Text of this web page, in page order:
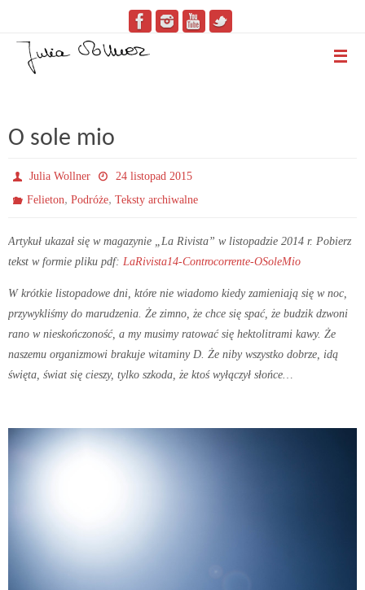
O sole mio
Julia Wollner
24 listopad 2015
Felieton,Podróże,Teksty archiwalne
Artykuł ukazał się w magazynie „La Rivista” w listopadzie 2014 r. Pobierz
tekst w formie pliku pdf: LaRivista14-Controcorrente-OSoleMio
W krótkie listopadowe dni, które nie wiadomo kiedy zamieniają się w noc,
przywykliśmy do marudzenia. Że zimno, że chce się spać, że budzik dzwoni
rano w nieskończoność, a my musimy ratować się hektolitrami kawy. Że
naszemu organizmowi brakuje witaminy D. Że niby wszystko dobrze, idą
święta, świat się cieszy, tylko szkoda, że ktoś wyłączył słońce…